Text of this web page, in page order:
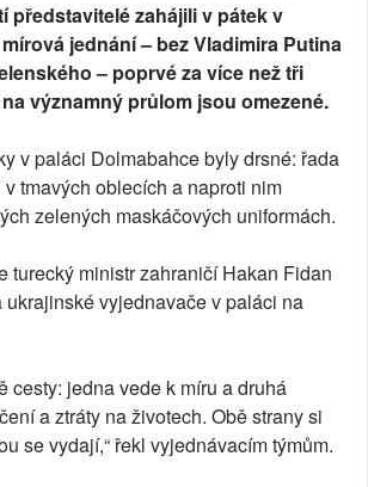
představitelé zahájili v pátek v
jednání – bez Vladimira Putina
– poprvé za více než tři
významný průlom jsou omezené.
v paláci Dolmabahce byly drsné: řada
tmavých oblecích a naproti nim
zelených maskáčových uniformách.
turecký ministr zahraničí Hakan Fidan
ukrajinské vyjednavače v paláci na
cesty: jedna vede k míru a druhá
a ztráty na životech. Obě strany si
se vydají,“ řekl vyjednávacím týmům.